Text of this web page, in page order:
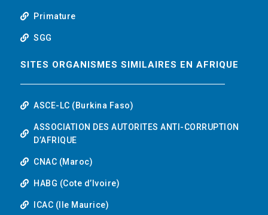
Primature
SGG
SITES ORGANISMES SIMILAIRES EN AFRIQUE
ASCE-LC (Burkina Faso)
ASSOCIATION DES AUTORITES ANTI-CORRUPTION
D’AFRIQUE
CNAC (Maroc)
HABG (Cote d’Ivoire)
ICAC (Ile Maurice)